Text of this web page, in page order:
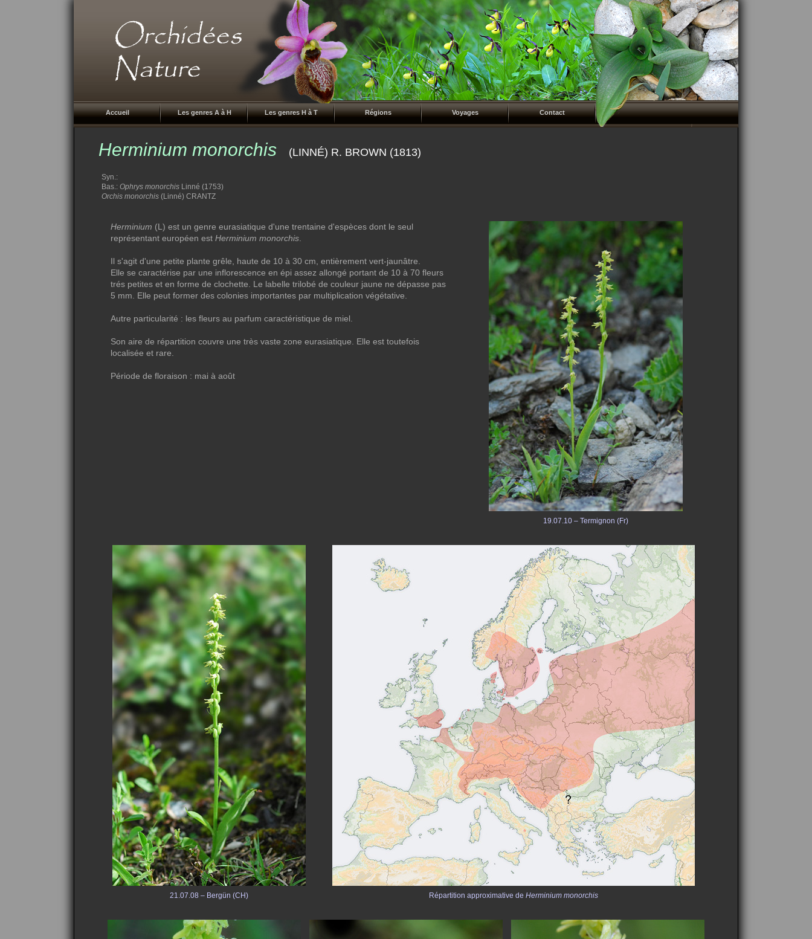
Accueil Les genres A à H Les genres H à T Régions Voyages Contact
Herminium monorchis (LINNÉ) R. BROWN (1813)
Syn.:
Bas.: Ophrys monorchis Linné (1753)
Orchis monorchis (Linné) CRANTZ
Herminium (L) est un genre eurasiatique d'une trentaine d'espèces dont le seul
représentant européen est Herminium monorchis
Il s'agit d'une petite plante grêle, haute de 10 à 30 cm, entièrement vert-jaunâtre.
Elle se caractérise par une inflorescence en épi assez allongé portant de 10 à 70 fleurs
trés petites et en forme de clochette. Le labelle trilobé de couleur jaune ne dépasse pas
5 mm. Elle peut former des colonies importantes par multiplication végétative.
Autre particularité : les fleurs au parfum caractéristique de miel.
Son aire de répartition couvre une très vaste zone eurasiatique. Elle est toutefois
localisée et rare.
Période de floraison : mai à août
19.07.10 – Termignon (Fr)
21.07.08 – Bergün (CH) Répartition approximative de Herminium monorchis